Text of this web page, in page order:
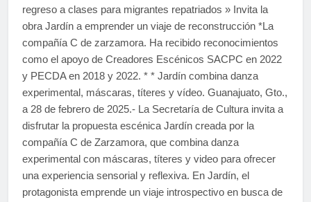
regreso a clases para migrantes repatriados » Invita la
obra Jardín a emprender un viaje de reconstrucción *La
compañía C de zarzamora. Ha recibido reconocimientos
como el apoyo de Creadores Escénicos SACPC en 2022
y PECDA en 2018 y 2022. * * Jardín combina danza
experimental, máscaras, títeres y vídeo. Guanajuato, Gto.,
a 28 de febrero de 2025.- La Secretaría de Cultura invita a
disfrutar la propuesta escénica Jardín creada por la
compañía C de Zarzamora, que combina danza
experimental con máscaras, títeres y video para ofrecer
una experiencia sensorial y reflexiva. En Jardín, el
protagonista emprende un viaje introspectivo en busca de